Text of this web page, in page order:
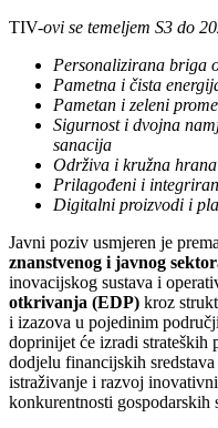
TIV-ovi se temeljem S3 do
Personalizirana briga
Pametna i čista
Pametan i zeleni
Sigurnost i dvojna
sanacija
Održiva i kružna hrana
Prilagođeni i
Digitalni proizvodi i
Javni poziv usmjeren je prema
znanstvenog i javnog
inovacijskog sustava i
otkrivanja (EDP) kroz
i izazova u pojedinim
doprinijet će izradi strateških
dodjelu financijskih
istraživanje i razvoj
konkurentnosti gospodarskih